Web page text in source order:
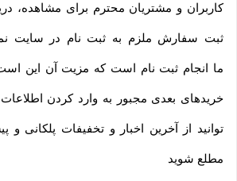
کاربران و مشتریان محترم برای مشاهده،
ثبت سفارش ملزم به ثبت نام در سایت
ما انجام ثبت نام است که مزیت آن این است
خریدهای بعدی مجبور به وارد کردن
توانید از آخرین اخبار و تخفیفات پلکانی و
مطلع شوید